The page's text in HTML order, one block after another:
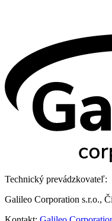
Technický prevádzkovateľ:
Galileo Corporation s.r.o.,